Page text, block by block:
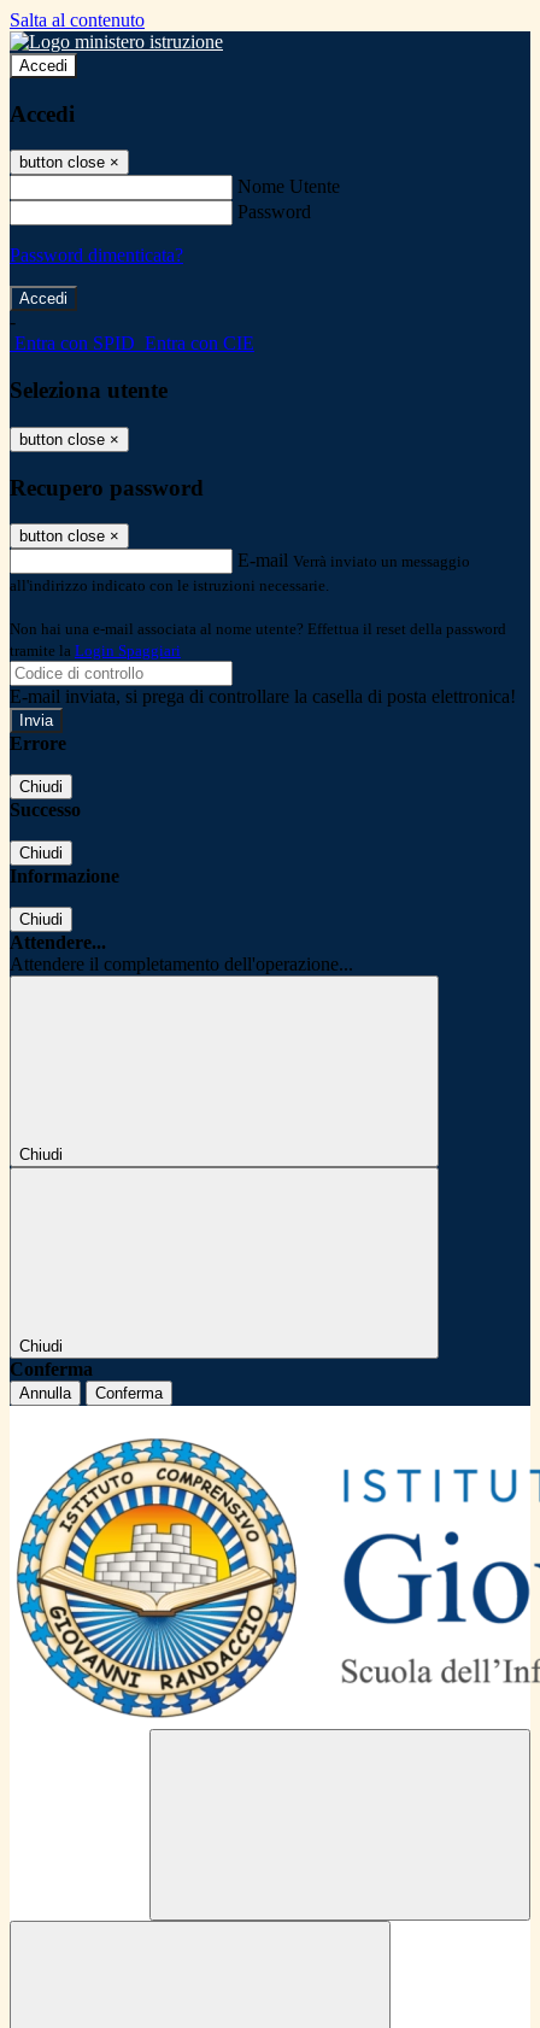
Salta al contenuto
Accedi
Accedi
button close ×
Nome Utente
Password
Password dimenticata?
-
Entra con SPID Entra con CIE
Seleziona utente
button close ×
Recupero password
button close ×
E-mail Verrà inviato un messaggio
all'indirizzo indicato con le istruzioni necessarie.
Non hai una e-mail associata al nome utente? Effettua il reset della password
tramite la Login Spaggiari
E-mail inviata, si prega di controllare la casella di posta elettronica!
Errore
Chiudi
Successo
Chiudi
Informazione
Chiudi
Attendere...
Attendere il completamento dell'operazione...
Chiudi
Chiudi
Conferma
Annulla Conferma